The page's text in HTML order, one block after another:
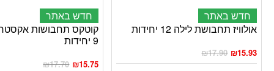
חדש באתר
אולוויז תחבושת לילה 12 יחידות
₪17.90 ₪15.93
חדש באתר
קוטקס תחבושות
9 יחידות
₪17.70 ₪15.75